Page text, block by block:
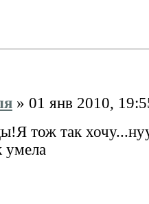
» 01 янв 2010,
тож так
умела